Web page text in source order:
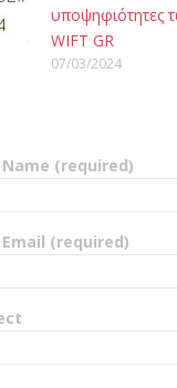
υποψηφιότητες
WIFT GR
07/03/2024
Name (required)
(required)